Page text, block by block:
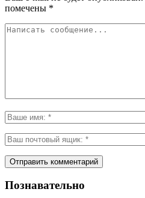
помечены *
Познавательно